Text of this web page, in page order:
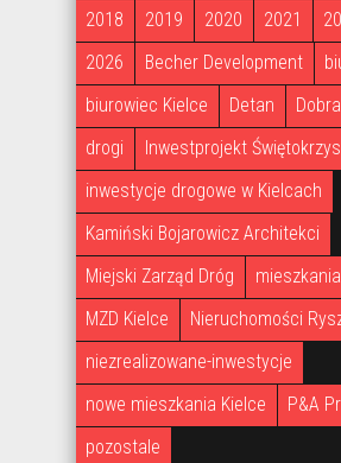
2018
2019 2020 2021
2026
Becher Development
biurowiec Kielce
Detan
drogi
Inwestprojekt
inwestycje drogowe w Kielcach
Kamiński Bojarowicz Architekci
Miejski Zarząd Dróg
mieszkania
MZD Kielce
Nieruchomości
niezrealizowane-inwestycje
nowe mieszkania Kielce
P&A
pozostale